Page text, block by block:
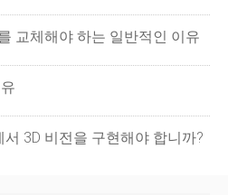
교체해야 하는 일반적인 이유
3D 비전을 구현해야 합니까?